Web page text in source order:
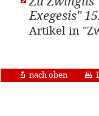
Exegesis"
Artikel in
nach oben